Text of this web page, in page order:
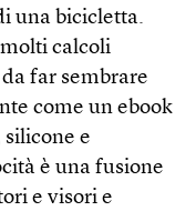
una bicicletta.
calcoli
far sembrare
come un ebook
e
è una fusione
e visori e